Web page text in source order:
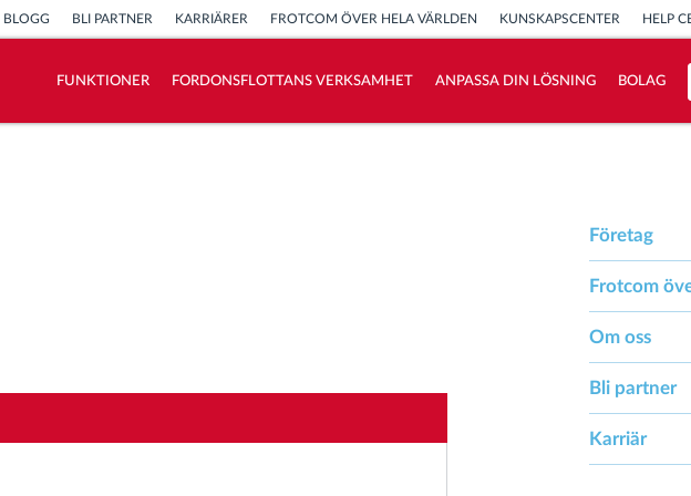
BLOGG BLI PARTNER KARRIÄRER FROTCOM ÖVER HELA VÄRLDEN KUNSKAPSCENTER HELP
FUNKTIONER FORDONSFLOTTANS VERKSAMHET ANPASSA DIN LÖSNING BOLAG
Företag
Frotcom
Om oss
Bli partner
Karriär